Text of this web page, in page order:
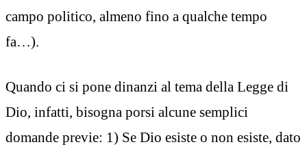
campo politico, almeno fino a qualche tempo
fa…).
Quando ci si pone dinanzi al tema della Legge di
Dio, infatti, bisogna porsi alcune semplici
domande previe: 1) Se Dio esiste o non esiste, dato